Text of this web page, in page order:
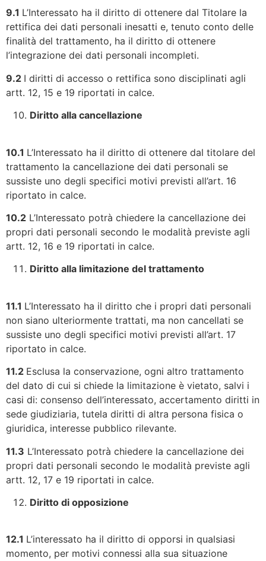
9.1 L’Interessato ha il diritto di ottenere dal Titolare la
rettifica dei dati personali inesatti e, tenuto conto delle
finalità del trattamento, ha il diritto di ottenere
l’integrazione dei dati personali incompleti.
9.2 I diritti di accesso o rettifica sono disciplinati agli
artt. 12, 15 e 19 riportati in calce.
Diritto alla cancellazione
10.1 L’Interessato ha il diritto di ottenere dal titolare del
trattamento la cancellazione dei dati personali se
sussiste uno degli specifici motivi previsti all’art. 16
riportato in calce.
10.2 L’Interessato potrà chiedere la cancellazione dei
propri dati personali secondo le modalità previste agli
artt. 12, 16 e 19 riportati in calce.
Diritto alla limitazione del trattamento
11.1 L’Interessato ha il diritto che i propri dati personali
non siano ulteriormente trattati, ma non cancellati se
sussiste uno degli specifici motivi previsti all’art. 17
riportato in calce.
11.2 Esclusa la conservazione, ogni altro trattamento
del dato di cui si chiede la limitazione è vietato, salvi i
casi di: consenso dell’interessato, accertamento diritti in
sede giudiziaria, tutela diritti di altra persona fisica o
giuridica, interesse pubblico rilevante.
11.3 L’Interessato potrà chiedere la cancellazione dei
propri dati personali secondo le modalità previste agli
artt. 12, 17 e 19 riportati in calce.
Diritto di opposizione
12.1 L’interessato ha il diritto di opporsi in qualsiasi
momento, per motivi connessi alla sua situazione